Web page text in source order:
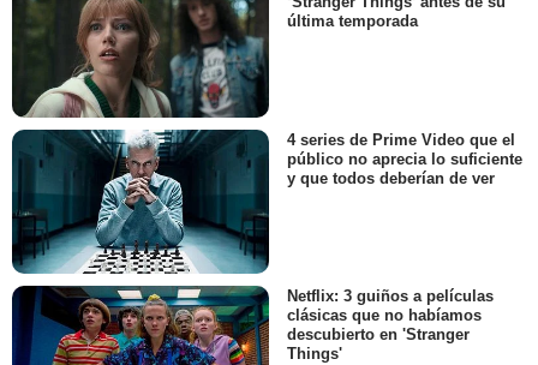
última temporada
4 series de Prime Video que el
público no aprecia lo suficiente
y que todos deberían de ver
Netflix: 3 guiños a películas
clásicas que no habíamos
descubierto en 'Stranger
Things'